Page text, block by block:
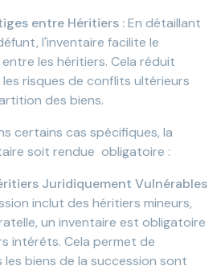
entre Héritiers :En détaillant
l'inventaire facilite le
les héritiers. Cela réduit
risques de conflits ultérieurs
des biens.
certains cas spécifiques, la
soit rendue obligatoire :
Juridiquement Vulnérables
inclut des héritiers mineurs,
un inventaire est obligatoire
intérêts. Cela permet de
les biens de la succession sont